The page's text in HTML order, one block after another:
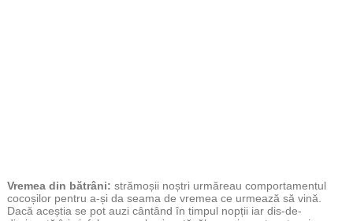
Vremea din bătrâni: strămoșii noștri urmăreau comportamentul
cocoșilor pentru a-și da seama de vremea ce urmează să vină.
Dacă aceștia se pot auzi cântând în timpul nopții iar dis-de-